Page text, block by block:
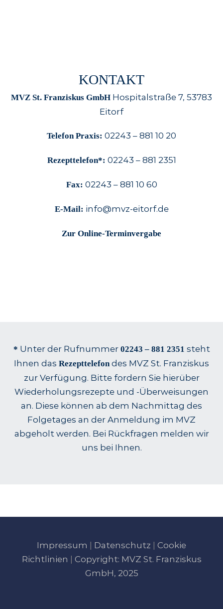
KONTAKT
MVZ St. Franziskus GmbH Hospitalstraße 7, 53783
Eitorf
Telefon Praxis: 02243 – 881 10 20
Rezepttelefon*: 02243 – 881 2351
Fax: 02243 – 881 10 60
E-Mail: info@mvz-eitorf.de
Zur Online-Terminvergabe
* Unter der Rufnummer 02243 – 881 2351 steht
Ihnen das Rezepttelefon des MVZ St. Franziskus
zur Verfügung. Bitte fordern Sie hierüber
Wiederholungsrezepte und -Überweisungen
an. Diese können ab dem Nachmittag des
Folgetages an der Anmeldung im MVZ
abgeholt werden. Bei Rückfragen melden wir
uns bei Ihnen.
Impressum | Datenschutz | Cookie
Richtlinien | Copyright: MVZ St. Franziskus
GmbH, 2025